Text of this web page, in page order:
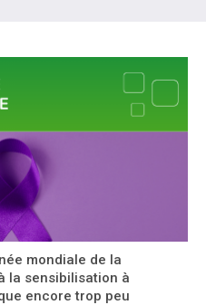
mondiale de la
la sensibilisation à
encore trop peu